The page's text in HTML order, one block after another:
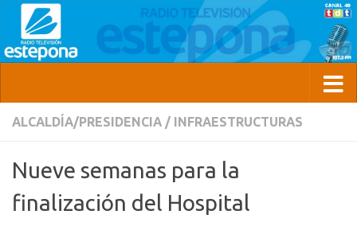
ALCALDÍA/PRESIDENCIA / INFRAESTRUCTURAS
Nueve semanas para la
finalización del Hospital